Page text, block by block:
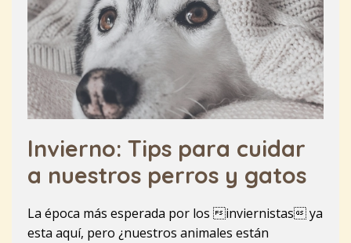
Invierno: Tips para cuidar
a nuestros perros y gatos
La época más esperada por los inviernistas ya
esta aquí, pero ¿nuestros animales están